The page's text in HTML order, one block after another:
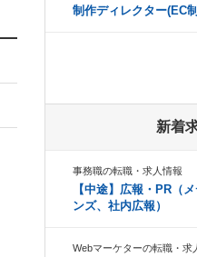
制作ディレクター(EC
新着
事務職の転職・求人情報
【中途】広報・PR（
ンズ、社内広報）
Webマーケターの転職・求